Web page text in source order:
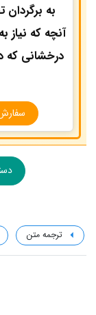
به
آنچه که نیاز
درخشانی که
ترجمه متن